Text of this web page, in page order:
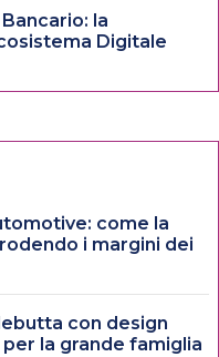
la
Digitale
come la
i margini dei
con design
la grande famiglia